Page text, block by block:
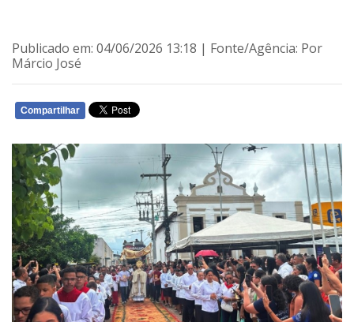
Publicado em: 04/06/2026 13:18 | Fonte/Agência: Por
Márcio José
Compartilhar